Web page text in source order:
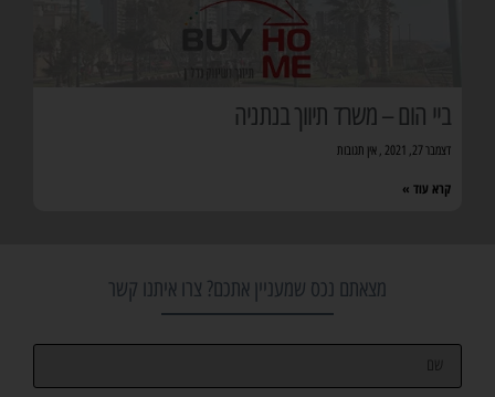
ביי הום – משרד תיווך בנתניה
דצמבר 27, 2021 אין תגובות
קרא עוד »
מצאתם נכס שמעניין אתכם? צרו איתנו קשר